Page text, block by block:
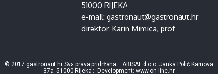
51000 RIJEKA
e-mail: gastronaut@gastronaut.hr
direktor: Karin Mimica, prof
© 2017 gastronaut.hr Sva prava pridržana :: ABISAL d.o.o. Janka Polić Kamova
37a, 51000 Rijeka :: Development: www.on-line.hr